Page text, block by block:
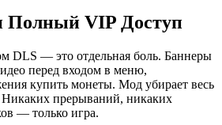
Полный VIP Доступ
DLS — это отдельная боль. Баннеры
перед входом в меню,
купить монеты. Мод убирает весь
Никаких прерываний, никаких
— только игра.